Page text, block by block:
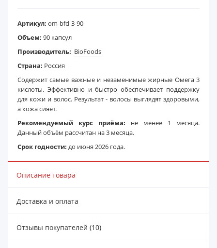
Артикул: om-bfd-3-90
Объем: 90 капсул
Производитель: BioFoods
Страна: Россия
Содержит самые важные и незаменимые жирные Омега 3
кислоты. Эффективно и быстро обеспечивает поддержку
для кожи и волос. Результат - волосы выглядят здоровыми,
а кожа сияет.
Рекомендуемый курс приёма: не менее 1 месяца.
Данный объём рассчитан на 3 месяца.
Срок годности: до июня 2026 года.
Описание товара
Доставка и оплата
Отзывы покупателей (10)